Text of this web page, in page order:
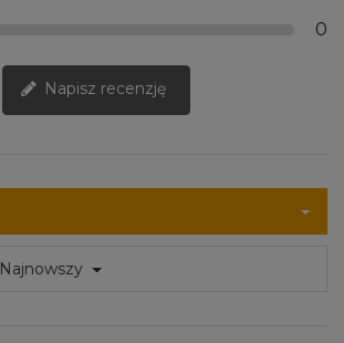
0
Napisz recenzję
Najnowszy